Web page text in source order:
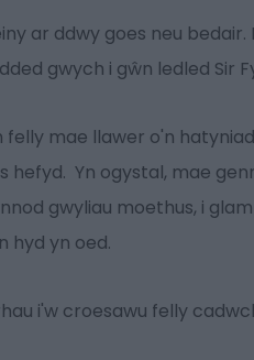
ar ddwy goes neu
gwych i gŵn ledled Sir
mae llawer o'n
hefyd. Yn ogystal, mae
gwyliau moethus, i
hyd yn oed.
i'w croesawu felly